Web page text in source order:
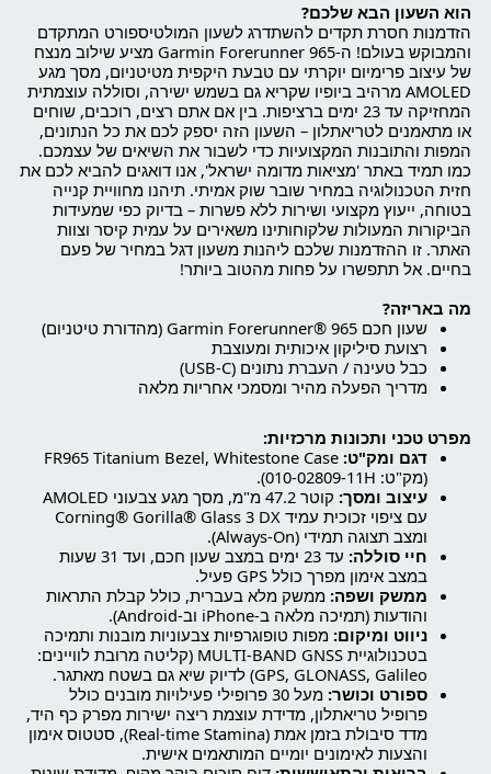
הוא השעון הבא שלכם?
הזדמנות חסרת תקדים להשתדרג לשעון המולטיספורט המתקדם
והמבוקש בעולם! ה-Garmin Forerunner 965 מציע שילוב מנצח
של עיצוב פרימיום יוקרתי עם טבעת היקפית מטיטניום, מסך מגע
AMOLED מרהיב ביופיו שקריא גם בשמש ישירה, וסוללה עוצמתית
המחזיקה עד 23 ימים ברציפות. בין אם אתם רצים, רוכבים, שוחים
או מתאמנים לטריאתלון – השעון הזה יספק לכם את כל הנתונים,
המפות והתובנות המקצועיות כדי לשבור את השיאים של עצמכם.
כמו תמיד באתר 'מציאות מדומה ישראל', אנו דואגים להביא לכם את
חזית הטכנולוגיה במחיר שובר שוק אמיתי. תיהנו מחוויית קנייה
בטוחה, ייעוץ מקצועי ושירות ללא פשרות – בדיוק כפי שמעידות
הביקורות המעולות שלקוחותינו משאירים על עמית קיסר וצוות
האתר. זו ההזדמנות שלכם ליהנות משעון דגל במחיר של פעם
בחיים. אל תתפשרו על פחות מהטוב ביותר!
מה באריזה?
שעון חכם Garmin Forerunner® 965 (מהדורת טיטניום)
רצועת סיליקון איכותית ומעוצבת
כבל טעינה / העברת נתונים (USB-C)
מדריך הפעלה מהיר ומסמכי אחריות מלאה
מפרט טכני ותכונות מרכזיות:
דגם ומק"ט: FR965 Titanium Bezel, Whitestone Case
(מק"ט: 010-02809-11H).
עיצוב ומסך:
קוטר 47.2 מ"מ, מסך מגע צבעוני AMOLED
עם ציפוי זכוכית עמיד Corning® Gorilla® Glass 3 DX
ומצב תצוגה תמידי (Always-On).
חיי סוללה:
עד 23 ימים במצב שעון חכם, ועד 31 שעות
במצב אימון מפרך כולל GPS פעיל.
ממשק ושפה: ממשק מלא בעברית, כולל קבלת התראות
והודעות (תמיכה מלאה ב-iPhone וב-Android).
ניווט ומיקום: מפות טופוגרפיות צבעוניות מובנות ותמיכה
בטכנולוגיית MULTI-BAND GNSS (קליטה מרובת לוויינים:
GPS, GLONASS, Galileo) לדיוק שיא גם בשטח מאתגר.
ספורט וכושר:
מעל 30 פרופילי פעילויות מובנים כולל
פרופיל טריאתלון, מדידת עוצמת ריצה ישירות מפרק כף היד,
מדד סיבולת בזמן אמת (Real-time Stamina), סטטוס אימון
והצעות לאימונים יומיים המותאמים אישית.